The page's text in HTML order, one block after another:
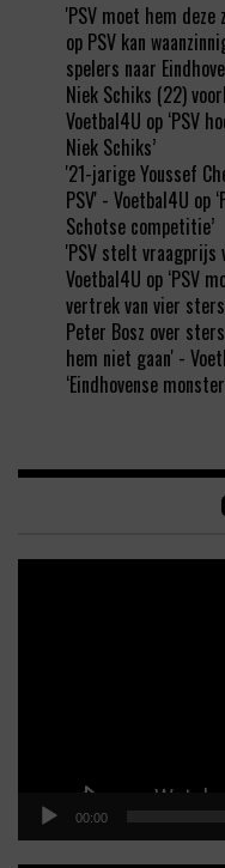
'PSV moet hem
op PSV kan
spelers naar
Niek Schiks (22)
Voetbal4U op ‘PSV
Niek Schiks’
'21-jarige Youssef
PSV' - Voetbal4U op
Schotse competitie’
'PSV stelt
Voetbal4U op ‘PSV
vertrek van vier
Peter Bosz over
hem niet gaan' -
‘Eindhovense
00:00